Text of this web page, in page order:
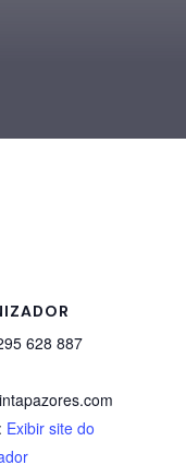
628 887
Exibir site do